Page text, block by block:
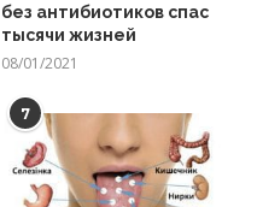
без антибиотиков спас
тысячи жизней
08/01/2021
7